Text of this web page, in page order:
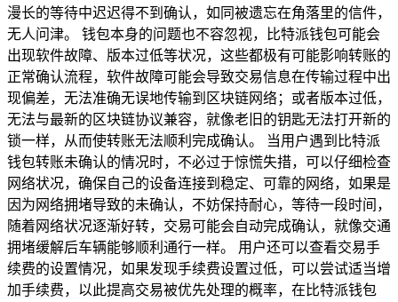
漫长的等待中迟迟得不到确认，如同被遗忘在角落里的信件，
无人问津。 钱包本身的问题也不容忽视，比特派钱包可能会
出现软件故障、版本过低等状况，这些都极有可能影响转账的
正常确认流程，软件故障可能会导致交易信息在传输过程中出
现偏差，无法准确无误地传输到区块链网络；或者版本过低，
无法与最新的区块链协议兼容，就像老旧的钥匙无法打开新的
锁一样，从而使转账无法顺利完成确认。 当用户遇到比特派
钱包转账未确认的情况时，不必过于惊慌失措，可以仔细检查
网络状况，确保自己的设备连接到稳定、可靠的网络，如果是
因为网络拥堵导致的未确认，不妨保持耐心，等待一段时间，
随着网络状况逐渐好转，交易可能会自动完成确认，就像交通
拥堵缓解后车辆能够顺利通行一样。 用户还可以查看交易手
续费的设置情况，如果发现手续费设置过低，可以尝试适当增
加手续费，以此提高交易被优先处理的概率，在比特派钱包